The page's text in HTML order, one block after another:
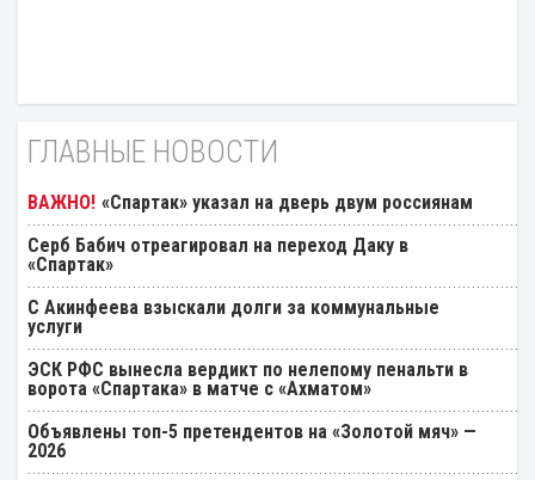
ГЛАВНЫЕ НОВОСТИ
«Спартак» указал на дверь двум россиянам
Серб Бабич отреагировал на переход Даку в
«Спартак»
С Акинфеева взыскали долги за коммунальные
услуги
ЭСК РФС вынесла вердикт по нелепому пенальти в
ворота «Спартака» в матче с «Ахматом»
Объявлены топ-5 претендентов на «Золотой мяч» —
2026